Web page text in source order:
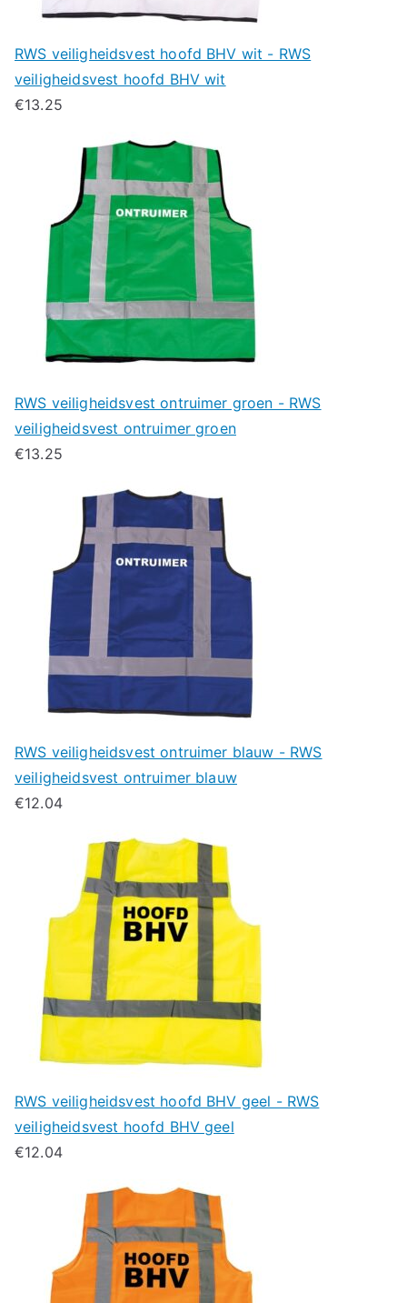
RWS veiligheidsvest hoofd BHV wit - RWS
veiligheidsvest hoofd BHV wit
€13.25
RWS veiligheidsvest ontruimer groen - RWS
veiligheidsvest ontruimer groen
€13.25
RWS veiligheidsvest ontruimer blauw - RWS
veiligheidsvest ontruimer blauw
€12.04
RWS veiligheidsvest hoofd BHV geel - RWS
veiligheidsvest hoofd BHV geel
€12.04